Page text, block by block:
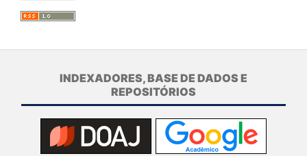
INDEXADORES, BASE DE DADOS E
REPOSITÓRIOS